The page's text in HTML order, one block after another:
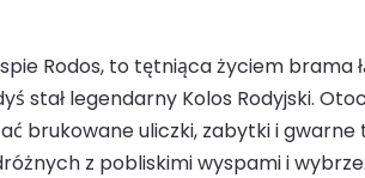
Rodos, to tętniąca życiem
stał legendarny Kolos Rodyjski.
brukowane uliczki, zabytki i
z pobliskimi wyspami i